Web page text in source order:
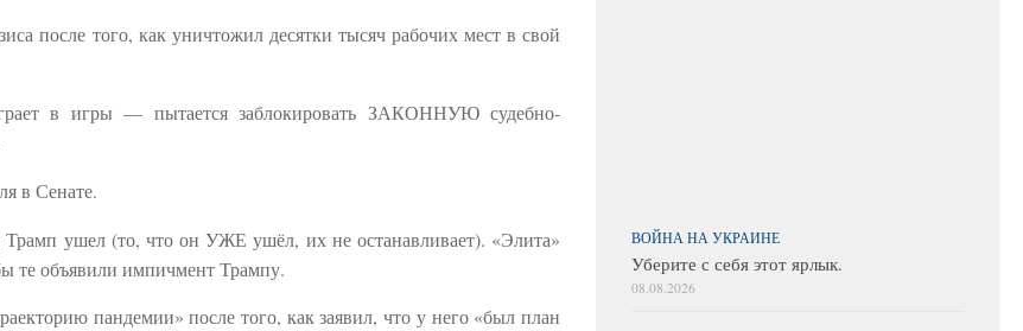
после того, как уничтожил десятки тысяч рабочих мест в свой
в игры — пытается заблокировать ЗАКОННУЮ судебно-
в Сенате.
ушел (то, что он УЖЕ ушёл, их не останавливает). «Элита»
те объявили импичмент Трампу.
пандемии» после того, как заявил, что у него «был план
ВОЙНА НА УКРАИНЕ
Уберите с себя этот ярлык.
08.08.2026